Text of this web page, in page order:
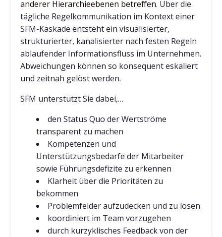
anderer Hierarchieebenen betreffen. Über die
tägliche Regelkommunikation im Kontext einer
SFM-Kaskade entsteht ein visualisierter,
strukturierter, kanalisierter nach festen Regeln
ablaufender Informationsfluss im Unternehmen.
Abweichungen können so konsequent eskaliert
und zeitnah gelöst werden.
SFM unterstützt Sie dabei,…
den Status Quo der Wertströme
transparent zu machen
Kompetenzen und
Unterstützungsbedarfe der Mitarbeiter
sowie Führungsdefizite zu erkennen
Klarheit über die Prioritäten zu
bekommen
Problemfelder aufzudecken und zu lösen
koordiniert im Team vorzugehen
durch kurzyklisches Feedback von der